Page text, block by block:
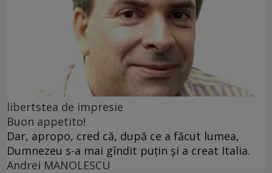
libertstea de impresie
Buon appetito!
Dar, apropo, cred că, după ce a făcut lumea,
Dumnezeu s-a mai gîndit puțin și a creat Italia.
Andrei MANOLESCU